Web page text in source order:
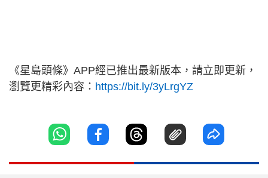
《星島頭條》APP經已推出最新版本，請立即更新，
瀏覽更精彩內容： https://bit.ly/3yLrgYZ